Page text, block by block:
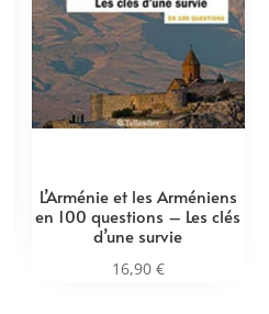
L’Arménie et les Arméniens
en 100 questions – Les clés
d’une survie
16,90 €